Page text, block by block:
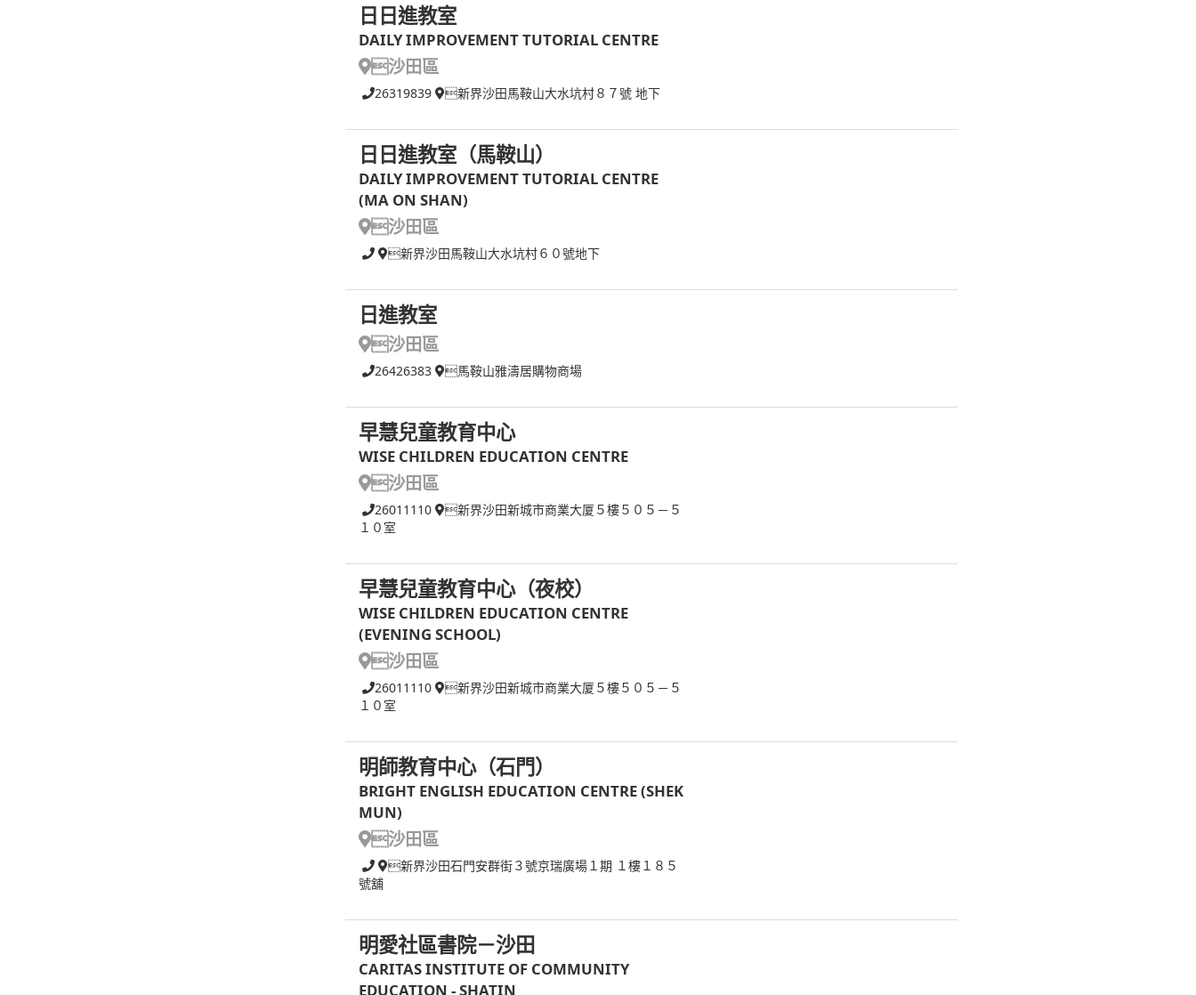
日日進教室
DAILY IMPROVEMENT TUTORIAL CENTRE
沙田區
26319839 新界沙田馬鞍山大水坑村８７號 地下
日日進教室（馬鞍山）
DAILY IMPROVEMENT TUTORIAL CENTRE
(MA ON SHAN)
沙田區
新界沙田馬鞍山大水坑村６０號地下
日進教室
沙田區
26426383 馬鞍山雅濤居購物商場
早慧兒童教育中心
WISE CHILDREN EDUCATION CENTRE
沙田區
26011110
新界沙田新城市商業大厦５樓５０５－５
１０室
早慧兒童教育中心（夜校）
WISE CHILDREN EDUCATION CENTRE
(EVENING SCHOOL)
沙田區
26011110
新界沙田新城市商業大厦５樓５０５－５
１０室
明師教育中心（石門）
BRIGHT ENGLISH EDUCATION CENTRE (SHEK
MUN)
沙田區
新界沙田石門安群街３號京瑞廣場１期 １樓１８５
號舖
明愛社區書院－沙田
CARITAS INSTITUTE OF COMMUNITY
EDUCATION - SHATIN